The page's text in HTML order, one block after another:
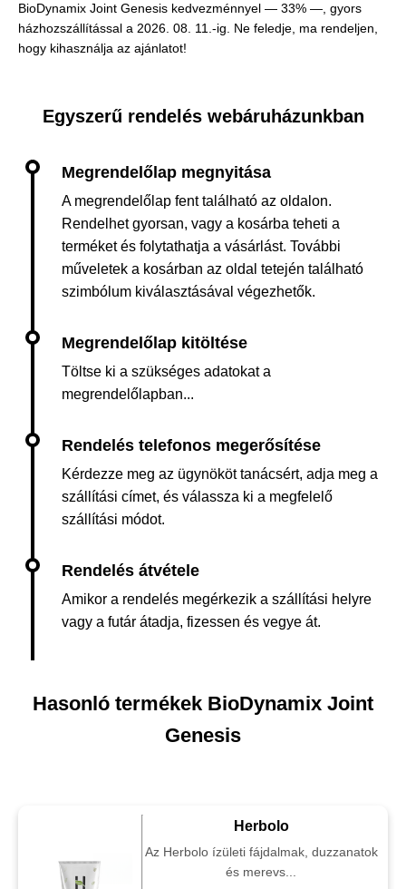
BioDynamix Joint Genesis kedvezménnyel — 33% —, gyors
házhozszállítással a 2026. 08. 11.-ig. Ne feledje, ma rendeljen,
hogy kihasználja az ajánlatot!
Egyszerű rendelés webáruházunkban
A megrendelőlap fent található az oldalon.
Rendelhet gyorsan, vagy a kosárba teheti a
terméket és folytathatja a vásárlást. További
műveletek a kosárban az oldal tetején található
szimbólum kiválasztásával végezhetők.
Töltse ki a szükséges adatokat a
megrendelőlapban...
Kérdezze meg az ügynököt tanácsért, adja meg a
szállítási címet, és válassza ki a megfelelő
szállítási módot.
Amikor a rendelés megérkezik a szállítási helyre
vagy a futár átadja, fizessen és vegye át.
Hasonló termékek BioDynamix Joint
Genesis
Herbolo
Az Herbolo ízületi fájdalmak, duzzanatok
és merevs...